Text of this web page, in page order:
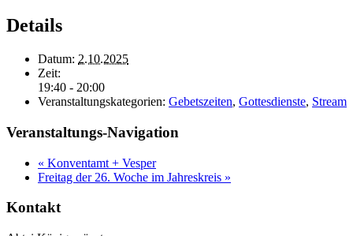
Details
Datum: 2.10.2025
Zeit:
19:40 - 20:00
Veranstaltungskategorien: Gebetszeiten, Gottesdienste, Stream
Veranstaltungs-Navigation
« Konventamt + Vesper
Freitag der 26. Woche im Jahreskreis »
Kontakt